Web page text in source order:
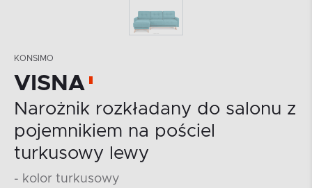
KONSIMO
VISNA
Narożnik rozkładany do salonu z
pojemnikiem na pościel
turkusowy lewy
- kolor turkusowy